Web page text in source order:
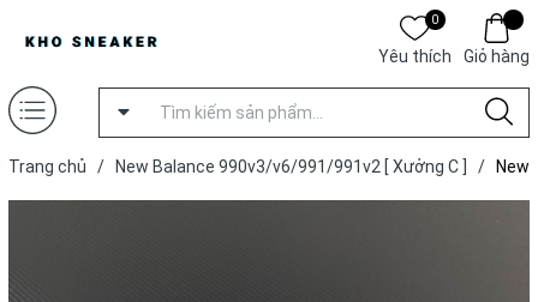
0
Yêu thích Giỏ hàng
Trang chủ / New Balance 990v3/v6/991/991v2 [ Xưởng C ] /
New